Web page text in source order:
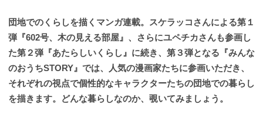
団地でのくらしを描くマンガ連載。スケラッコさんによる第１
弾『602号、木の見える部屋』、さらにユペチカさんも参画し
た第２弾『あたらしいくらし』に続き、第３弾となる『みんな
のおうちSTORY』では、人気の漫画家たちに参画いただき、
それぞれの視点で個性的なキャラクターたちの団地での暮らし
を描きます。どんな暮らしなのか、覗いてみましょう。